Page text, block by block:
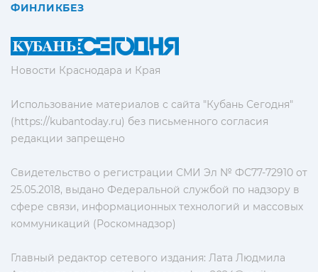
Новости Краснодара и Края
Использование материалов с сайта "Кубань Сегодня"
(https://kubantoday.ru) без письменного согласия
редакции запрещено
Свидетельство о регистрации СМИ Эл № ФС77-72910 от
25.05.2018, выдано Федеральной службой по надзору в
сфере связи, информационных технологий и массовых
коммуникаций (Роскомнадзор)
Главный редактор сетевого издания: Лата Людмила
ФИНЛИКБЕЗ